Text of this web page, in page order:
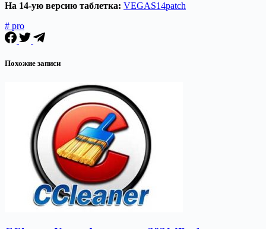
На 14-ую версию таблетка: VEGAS14patch
# pro
Похожие записи